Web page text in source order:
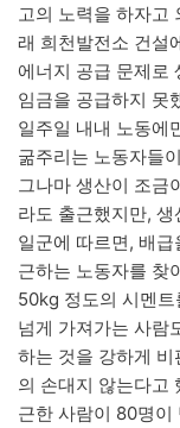
고의 노력을 하자고
래 희천발전소 건설
에너지 공급 문제로
임금을 공급하지 못
일주일 내내 노동에
굶주리는 노동자들
그나마 생산이 조금
라도 출근했지만,
일군에 따르면, 배
근하는 노동자를 찾
50kg 정도의 시멘
넘게 가져가는 사람
하는 것을 강하게
의 손대지 않는다고
근한 사람이 80명이